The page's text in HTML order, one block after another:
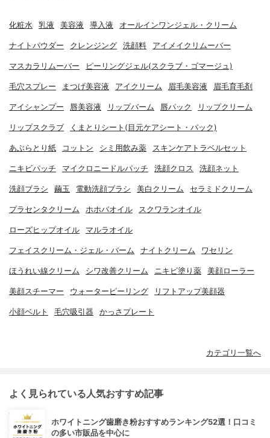
化粧水 乳液 美容液 導入液 オールインワンジェル・クリーム
ナイトパウダー クレンジング 洗顔料 アイメイクリムーバー
マスカラリムーバー ピーリングジェル(スクラブ・ゴマージュ)
毛穴スプレー まつげ美容液 アイクリーム 眉毛美容液 眉毛育毛剤
アイシャンプー 唇美容液 リップバーム 唇パック リップクリーム
リップスクラブ くまとりシート(目元ケアシート・パック)
あぶらとり紙 コットン シミ用飲み薬 スキンケアトラベルセット
ニキビパッチ マイクロニードルパッチ 洗顔クロス 洗顔ネット
洗顔ブラシ 繭玉 電動洗顔ブラシ 美白クリーム セラミドクリーム
プラセンタクリーム ホホバオイル スクワランオイル
ローズヒップオイル マルラオイル
フェイスクリーム・ジェル・バーム ナイトクリーム ワセリン
ほうれい線クリーム シワ改善クリーム ニキビ塗り薬 美顔ローラー
美顔スチーマー ウォーターピーリング リフトアップ美顔器
小顔ベルト 毛穴吸引器 かっさプレート
カテゴリ一覧へ
よく見られている人気おすすめ記事
ホワイトニング歯磨き粉おすすめランキング52選！口コミ
の多い市販品を中心に